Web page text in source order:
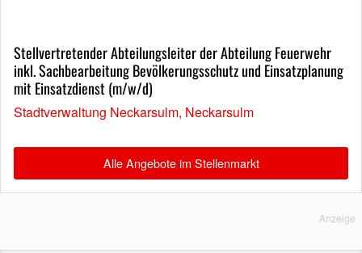
Stellvertretender Abteilungsleiter der Abteilung Feuerwehr
inkl. Sachbearbeitung Bevölkerungsschutz und Einsatzplanung
mit Einsatzdienst (m/w/d)
Stadtverwaltung Neckarsulm, Neckarsulm
Alle Angebote im Stellenmarkt
Anzeige